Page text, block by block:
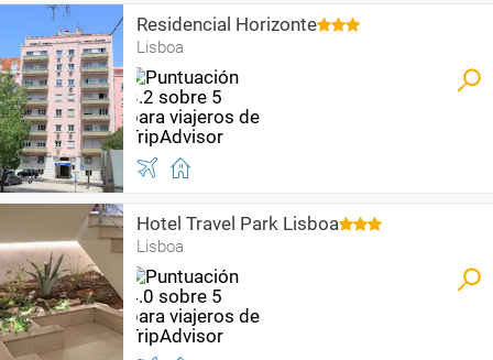
Residencial Horizonte
Lisboa
Hotel Travel Park Lisboa
Lisboa